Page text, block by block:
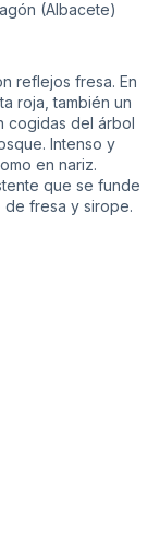
(Albacete)
reflejos fresa. En
roja, también un
cogidas del árbol
Intenso y
en nariz.
que se funde
fresa y sirope.